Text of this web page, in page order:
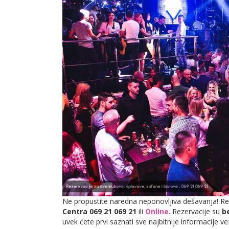
Ne propustite naredna neponovljiva dešavanja!
Centra 069 21 069 21 ili Online. Rezervacije su
uvek ćete prvi saznati sve najbitnije informacije